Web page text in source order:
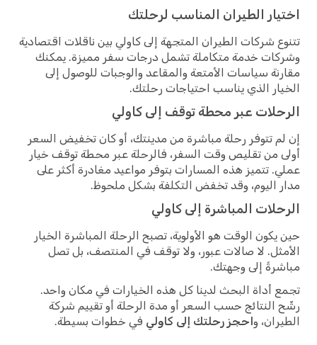
اختيار الطيران المناسب لرحلتك
تتنوع شركات الطيران المتجهة إلى كاولي بين ناقلات اقتصادية
وشركات خدمة متكاملة تشمل درجات سفر مميزة. يمكنك
مقارنة سياسات الأمتعة والمقاعد والوجبات للوصول إلى
الخيار الذي يناسب احتياجات رحلتك.
الرحلات عبر محطة توقف إلى كاولي
إن لم تتوفر رحلة مباشرة من مدينتك، أو كان تخفيض السعر
أولى من تقليص وقت السفر، فالرحلة عبر محطة توقف خيار
عملي. تتميز هذه المسارات بتوفر مواعيد مغادرة أكثر على
مدار اليوم، وقد تخفض التكلفة بشكل ملحوظ.
الرحلات المباشرة إلى كاولي
حين يكون الوقت هو الأولوية، تصبح الرحلة المباشرة الخيار
الأمثل. لا صالات عبور، ولا توقف في المنتصف، بل تصل
مباشرةً إلى وجهتك.
تجمع أداة البحث لدينا كل هذه الخيارات في مكان واحد.
رشّح النتائج حسب السعر أو مدة الرحلة أو تقييم شركة
الطيران، واحجز رحلتك إلى كاولي في خطوات بسيطة.